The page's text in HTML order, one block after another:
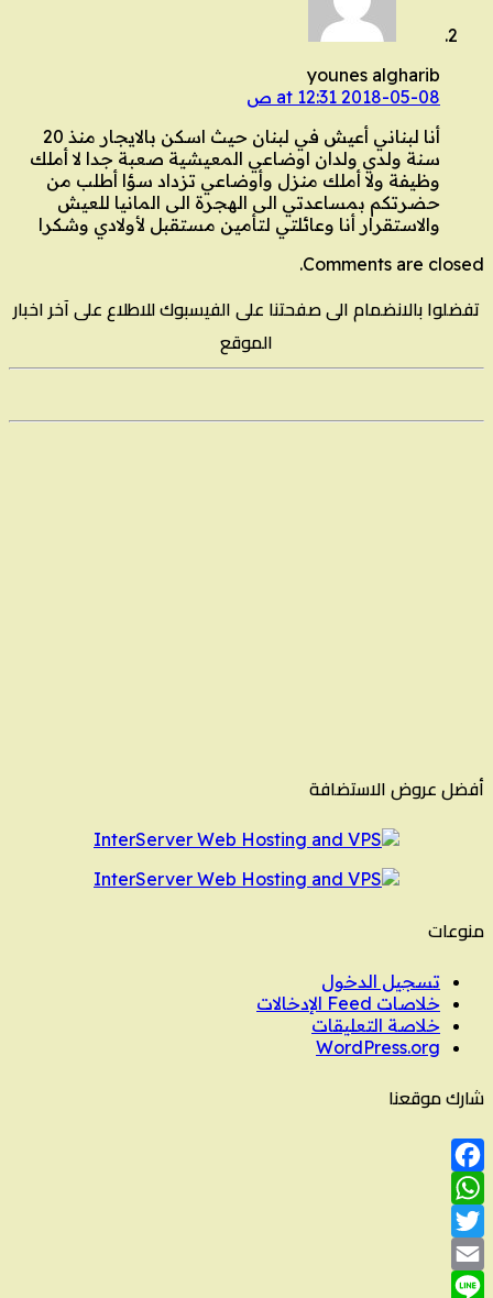
younes algharib
2018-05-08 at 12:31 ص
أنا لبناني أعيش في لبنان حيث اسكن بالايجار منذ 20
سنة ولدي ولدان اوضاعي المعيشية صعبة جدا لا أملك
وظيفة ولا أملك منزل وأوضاعي تزداد سؤا أطلب من
حضرتكم بمساعدتي الى الهجرة الى المانيا للعيش
والاستقرار أنا وعائلتي لتأمين مستقبل لأولادي وشكرا
Comments are closed.
تفضلوا بالانضمام الى صفحتنا على الفيسبوك للاطلاع على آخر اخبار
الموقع
أفضل عروض الاستضافة
منوعات
تسجيل الدخول
خلاصات Feed الإدخالات
خلاصة التعليقات
WordPress.org
شارك موقعنا
Facebook
WhatsApp
Twitter
Email